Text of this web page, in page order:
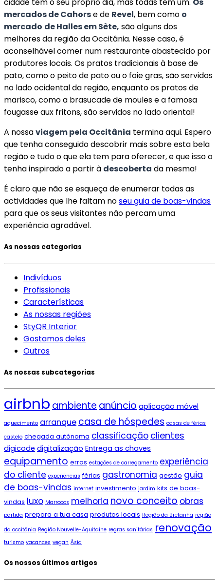
mercados de Cahorse de Revel, bem como o
mercado de Halles em Sète, são alguns dos
melhores da região da Occitânia. Nesse caso, é
aconselhável comer num restaurante abastecido por
produtores locais. Os pratos tradicionais à base de
pato, como o peito de pato ou o foie gras, são servidos
no lado ocidental da região, enquanto os pratos de
marisco, como a brasucade de moules e a famosa
fougasse aux fritons, são servidos no lado oriental!
A nossaviagem pela Occitânia termina aqui. Espero
que tenha conseguido descobrir mais sobre esta bela
região e tudo o que ela tem para oferecer, e que isso o
tenha inspirado a partir à descoberta da mesma!
É claro que não se esqueça de enumerar todas as
actividades que lhe faltam noseu guia de boas-vindas
para que os seus visitantes não percam uma
experiência agradável.
As nossas categorias
Indivíduos
Profissionais
Características
As nossas regiões
StyQR Interior
Gostamos deles
Outros
As nossas subcategorias
airbnb ambiente anúncio aplicação móvel
aquecimento arranque casa de hóspedes casas de férias
castelo chegada autónoma classificação clientes
digicode digitalização Entrega as chaves
equipamento erros estações de carregamento experiência
do cliente experiências férias gastronomia gestão guia
de boas-vindas internet investimento jardim kits de boas-
vindas luxo Marrocos melhoria novo conceito obras
partida prepara a tua casa produtos locais Região da Bretanha região
da occitânia Região Nouvelle-Aquitaine regras sanitárias renovação
turismo vacances vegan Ásia
Os nossos últimos artigos